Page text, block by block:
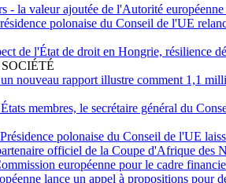
- la valeur ajoutée de l'Autorité
polonaise du Conseil de l'UE
de l'État de droit en Hongrie, résilience
un nouveau rapport illustre comment 1,1
membres, le secrétaire général du
polonaise du Conseil de l'UE
officiel de la Coupe d'Afrique des
européenne pour le cadre
lance un appel à propositions pour